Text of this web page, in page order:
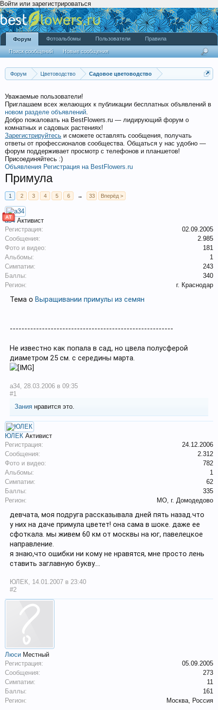
Войти или зарегистрироваться
Форум Цветоводство Садовое цветоводство
Уважаемые пользователи!
Приглашаем всех желающих к публикации бесплатных объявлений в
новом разделе объявлений.
Добро пожаловать на BestFlowers.ru — лидирующий форум о
комнатных и садовых растениях!
Зарегистрируйтесь и сможете оставлять сообщения, получать
ответы от профессионалов сообщества. Общаться у нас удобно —
форум поддерживает просмотр с телефонов и планшетов!
Присоединяйтесь :)
Объявления Регистрация на BestFlowers.ru
Примула
1 2 3 4 5 6 → 33 Вперёд >
АТ
a34 Активист
Регистрация:
02.09.2005
Сообщения:
2.985
Фото и видео:
181
Альбомы:
1
Симпатии:
243
Баллы:
340
Регион:
г. Краснодар
Тема о Выращивании примулы из семян
--------------------------------------------------------
Не известно как попала в сад, но цвела полусферой
диаметром 25 см. с середины марта.
a34, 28.03.2006 в 09:35
#1
Зания нравится это.
ЮЛЕК Активист
Регистрация:
24.12.2006
Сообщения:
2.312
Фото и видео:
782
Альбомы:
1
Симпатии:
62
Баллы:
335
Регион:
МО, г. Домодедово
девчата, моя подруга рассказывала дней пять назад.что
у них на даче примула цветет! она сама в шоке. даже ее
сфоткала. мы живем 60 км от москвы на юг, павелецкое
направление.
я знаю,что ошибки ни кому не нравятся, мне просто лень
ставить заглавную букву....
ЮЛЕК, 14.01.2007 в 23:40
#2
Люси Местный
Регистрация:
05.09.2005
Сообщения:
273
Симпатии:
11
Баллы:
161
Регион:
Москва, Россия
Форум
Поиск сообщений Новые сообщения
Фотоальбомы Пользователи Правила